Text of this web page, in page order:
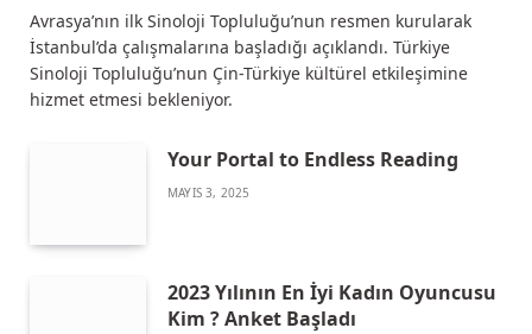
Avrasya’nın ilk Sinoloji Topluluğu’nun resmen kurularak
İstanbul’da çalışmalarına başladığı açıklandı. Türkiye
Sinoloji Topluluğu’nun Çin-Türkiye kültürel etkileşimine
hizmet etmesi bekleniyor.
Your Portal to Endless Reading
MAYIS 3, 2025
2023 Yılının En İyi Kadın Oyuncusu
Kim ? Anket Başladı